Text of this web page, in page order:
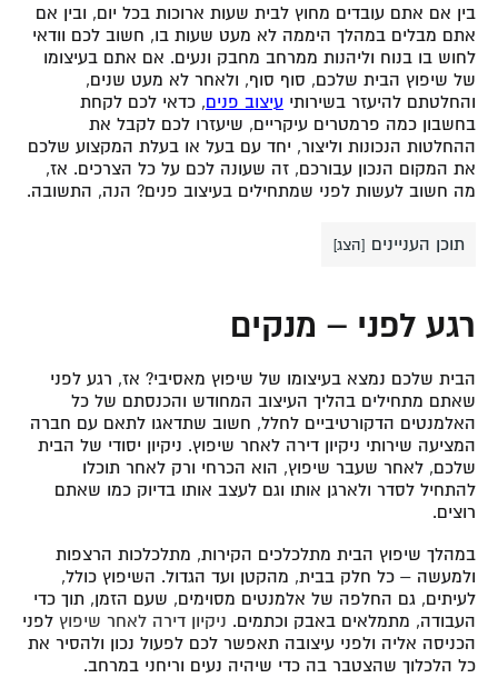
בין אם אתם עובדים מחוץ לבית שעות ארוכות בכל יום, ובין אם
אתם מבלים במהלך היממה לא מעט שעות בו, חשוב לכם וודאי
לחוש בו בנוח וליהנות ממרחב מחבק ונעים. אם אתם בעיצומו
של שיפוץ הבית שלכם, סוף סוף, ולאחר לא מעט שנים,
והחלטתם להיעזר בשירותי עיצוב פנים, כדאי לכם לקחת
בחשבון כמה פרמטרים עיקריים, שיעזרו לכם לקבל את
ההחלטות הנכונות וליצור, יחד עם בעל או בעלת המקצוע שלכם
את המקום הנכון עבורכם, זה שעונה לכם על כל הצרכים. אז,
מה חשוב לעשות לפני שמתחילים בעיצוב פנים? הנה, התשובה.
תוכן העניינים [הצג]
רגע לפני – מנקים
הבית שלכם נמצא בעיצומו של שיפוץ מאסיבי? אז, רגע לפני
שאתם מתחילים בהליך העיצוב המחודש והכנסתם של כל
האלמנטים הדקורטיביים לחלל, חשוב שתדאגו לתאם עם חברה
המציעה שירותי ניקיון דירה לאחר שיפוץ. ניקיון יסודי של הבית
שלכם, לאחר שעבר שיפוץ, הוא הכרחי ורק לאחר תוכלו
להתחיל לסדר ולארגן אותו וגם לעצב אותו בדיוק כמו שאתם
רוצים.
במהלך שיפוץ הבית מתלכלכים הקירות, מתלכלכות הרצפות
ולמעשה – כל חלק בבית, מהקטן ועד הגדול. השיפוץ כולל,
לעיתים, גם החלפה של אלמנטים מסוימים, שעם הזמן, תוך כדי
העבודה, מתמלאים באבק וכתמים. ניקיון דירה לאחר שיפוץ לפני
הכניסה אליה ולפני עיצובה תאפשר לכם לפעול נכון ולהסיר את
כל הלכלוך שהצטבר בה כדי שיהיה נעים וריחני במרחב.